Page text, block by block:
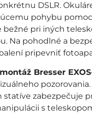
DSLR.
pohybu
pri iných
Na pohodlné a
pripevniť
Bresser
statíve zabezpečuje
s